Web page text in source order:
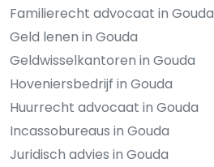
Familierecht advocaat in Gouda
Geld lenen in Gouda
Geldwisselkantoren in Gouda
Hoveniersbedrijf in Gouda
Huurrecht advocaat in Gouda
Incassobureaus in Gouda
Juridisch advies in Gouda